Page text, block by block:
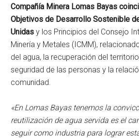
Compañía Minera Lomas Bayas
Objetivos de Desarrollo Sostenible
Unidas y los Principios del Consejo
Minería y Metales (ICMM),
del agua, la recuperación del
seguridad de las personas y la
comunidad.
«En Lomas Bayas tenemos la
reutilización de agua servida es el
seguir como industria para lograr